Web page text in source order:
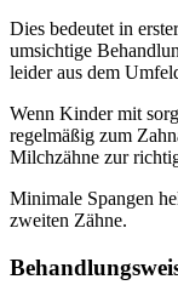
Dies bedeutet in
umsichtige
leider aus dem
Wenn Kinder mit
regelmäßig zum
Milchzähne zur
Minimale Spangen
zweiten Zähne.